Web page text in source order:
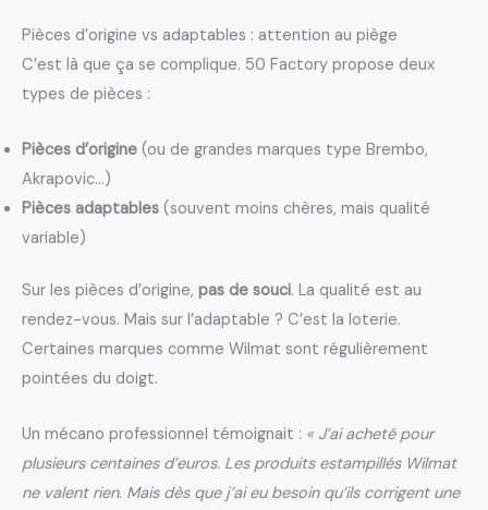
Pièces d’origine vs adaptables : attention au piège
C’est là que ça se complique. 50 Factory propose deux
types de pièces :
Pièces d’origine (ou de grandes marques type Brembo,
Akrapovic…)
Pièces adaptables (souvent moins chères, mais qualité
variable)
Sur les pièces d’origine, pas de souci. La qualité est au
rendez-vous. Mais sur l’adaptable ? C’est la loterie.
Certaines marques comme Wilmat sont régulièrement
pointées du doigt.
Un mécano professionnel témoignait : « J’ai acheté pour
plusieurs centaines d’euros. Les produits estampillés Wilmat
ne valent rien. Mais dès que j’ai eu besoin qu’ils corrigent une